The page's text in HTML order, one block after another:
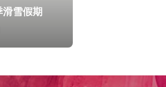
雪假期